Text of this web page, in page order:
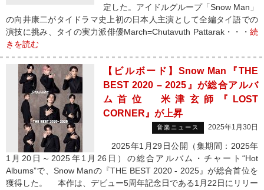
定した。アイドルグループ「Snow Man」
の向井康二がタイドラマ史上初の日本人主演として全編タイ語での
演技に挑み、タイの実力派俳優March=Chutavuth Pattarak・・・ 続
きを読む
【ビルボード】Snow Man『THE
BEST 2020 – 2025』が総合アルバ
ム首位 米津玄師『LOST
CORNER』が上昇
音楽ニュース 2025年1月30日
2025年1月29日公開（集期間：2025年
1月20日～2025年1月26日）の総合アルバム・チャート“Hot
Albums”で、Snow Manの『THE BEST 2020 - 2025』が総合首位を
獲得した。 本作は、デビュー5周年記念日である1月22日にリリー